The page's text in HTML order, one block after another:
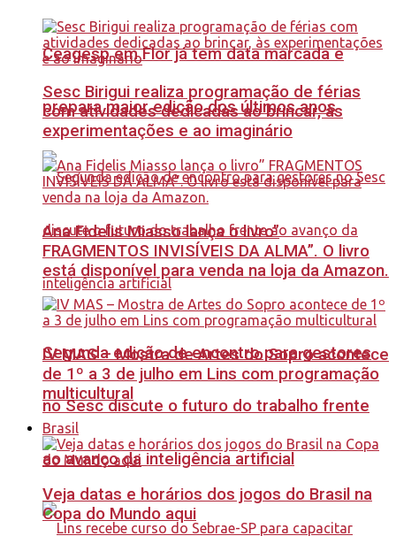
Ceagesp em Flor já tem data marcada e
prepara maior edição dos últimos anos
Segunda edição de encontro para gestores
no Sesc discute o futuro do trabalho frente
ao avanço da inteligência artificial
Sesc Birigui realiza programação de férias
com atividades dedicadas ao brincar, às
experimentações e ao imaginário
Ana Fidelis Miasso lança o livro”
FRAGMENTOS INVISÍVEIS DA ALMA”. O livro
está disponível para venda na loja da Amazon.
IV MAS – Mostra de Artes do Sopro acontece
de 1º a 3 de julho em Lins com programação
multicultural
Brasil
Veja datas e horários dos jogos do Brasil na
Copa do Mundo aqui